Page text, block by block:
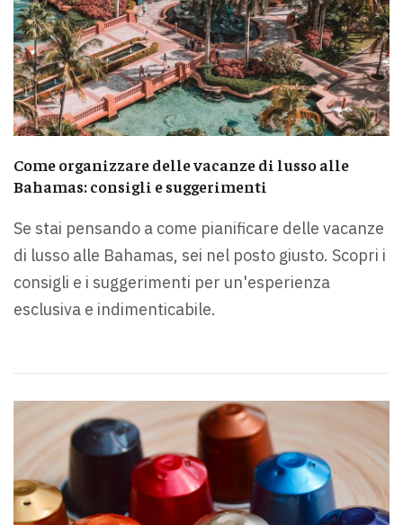
Come organizzare delle vacanze di lusso alle
Bahamas: consigli e suggerimenti
Se stai pensando a come pianificare delle vacanze
di lusso alle Bahamas, sei nel posto giusto. Scopri i
consigli e i suggerimenti per un'esperienza
esclusiva e indimenticabile.